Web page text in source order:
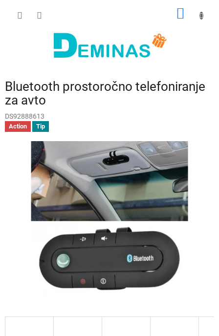
Bluetooth prostoročno telefoniranje
za avto
DS92888613
Action Tip